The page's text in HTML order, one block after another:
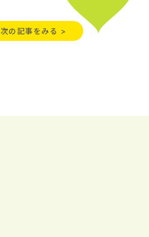
次の記事をみる >